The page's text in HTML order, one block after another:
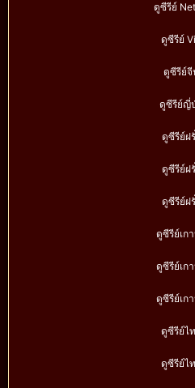
ดูซีรีย์
ดูซีรีย์
ดูซีรีย์จี
ดูซีรีย์ญี่
ดูซีรีย์ฝ
ดูซีรีย์ฝ
ดูซีรีย์ฝ
ดูซีรีย์เก
ดูซีรีย์เก
ดูซีรีย์เก
ดูซีรีย์ไ
ดูซีรีย์ไ